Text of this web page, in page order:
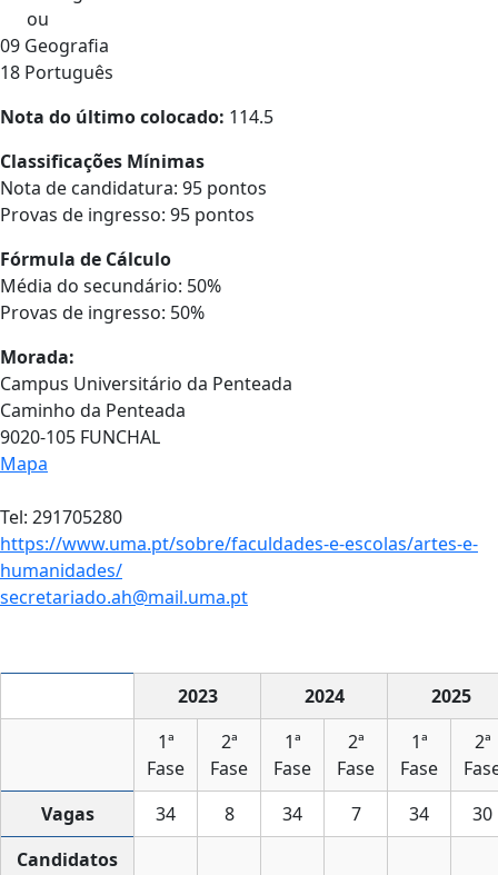
ou
09 Geografia
18 Português
Nota do último colocado: 114.5
Classificações Mínimas
Nota de candidatura: 95 pontos
Provas de ingresso: 95 pontos
Fórmula de Cálculo
Média do secundário: 50%
Provas de ingresso: 50%
Morada:
Campus Universitário da Penteada
Caminho da Penteada
9020-105 FUNCHAL
Mapa
Tel: 291705280
https://www.uma.pt/sobre/faculdades-e-escolas/artes-e-
humanidades/
secretariado.ah@mail.uma.pt
2023 2024
2025
1ª
Fase
2ª
Fase
1ª
Fase
2ª
Fase
1ª
Fase
2ª
Vagas
34 8 34 7 34
30
Candidatos